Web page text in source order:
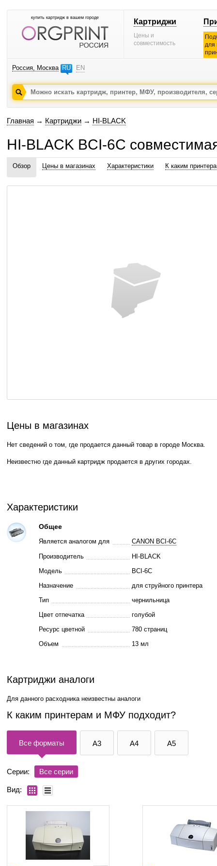
купить картридж в вашем городе Картриджи
Цены и
совместимость
для
Россия, Москва RU EN
Главная → Картриджи → HI-BLACK
HI-BLACK BCI-6C
Обзор Цены в магазинах Характеристики К каким
Цены в магазинах
Нет сведений о том, где продается данный товар в городе Москва.
Неизвестно где данный картридж продается в других городах.
Характеристики
Общее
Является аналогом для CANON BCI-6C
Производитель
HI-BLACK
Модель
BCI-6C
Назначение
для струйного принтера
Тип
чернильница
Цвет отпечатка
голубой
Ресурс цветной
780 страниц
Объем
13 мл
Картриджи аналоги
Для данного расходника неизвестны аналоги
К каким принтерам и МФУ подходит?
Все форматы A3 A4 A5
Серии: Все серии
Вид: